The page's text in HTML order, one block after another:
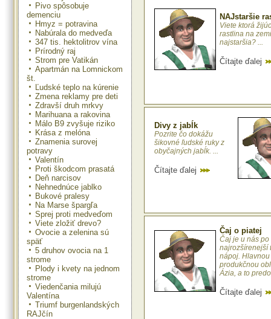
Pivo spôsobuje
demenciu
Hmyz = potravina
Nabúrala do medveďa
347 tis. hektolitrov vína
Prírodný raj
Strom pre Vatikán
Apartmán na Lomnickom
št.
Ľudské teplo na kúrenie
Zmena reklamy pre deti
Zdravší druh mrkvy
Marihuana a rakovina
Málo B9 zvyšuje riziko
Krása z melóna
Znamenia surovej
potravy
Valentín
Proti škodcom prasatá
Deň narcisov
Nehnednúce jablko
Bukové pralesy
Na Marse špargľa
Sprej proti medveďom
Viete zložiť drevo?
Ovocie a zelenina sú
späť
5 druhov ovocia na 1
strome
Plody i kvety na jednom
strome
Viedenčania milujú
Valentína
Triumf burgenlandských
RAJčín
NAJstaršie
Viete ktorá
rastlina na
najstaršia? ...
Čítajte ďalej
Divy z jabĺk
Pozrite čo dokážu
šikovné ľudské ruky z
obyčajných jabĺk. ...
Čítajte ďalej
Čaj o piatej
Čaj je u nás po
najrozšírenejší
nápoj. Hlavnou
produkčnou
Ázia, a to
Čítajte ďalej